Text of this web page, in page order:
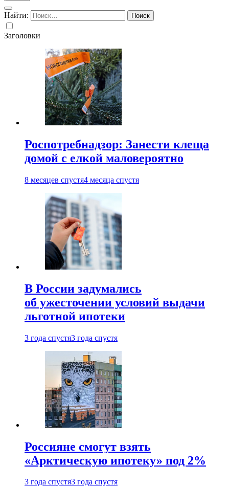
Найти:
Заголовки
Роспотребнадзор: Занести клеща
домой с елкой маловероятно
8 месяцев спустя4 месяца спустя
В России задумались
об ужесточении условий выдачи
льготной ипотеки
3 года спустя3 года спустя
Россияне смогут взять
«Арктическую ипотеку» под 2%
3 года спустя3 года спустя